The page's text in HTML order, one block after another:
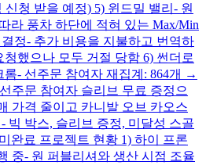
청 받을 예정) 5) 윈드밀 밸리- 원
라 풍차 하단에 적혀 있는 Max/Min
정- 추가 비용을 지불하고 번역하
했으나 모두 거절 당함 6) 썬더로
롬- 선주문 참여자 재집계: 864개 →
주문 참여자 슬리브 무료 증정으
가격 줄이고 카니발 오브 카오스
빅 박스, 슬리브 증정, 미달성 스골
완료 프로젝트 현황 1) 하이 프론
중- 원 퍼블리셔와 생산 시점 조율